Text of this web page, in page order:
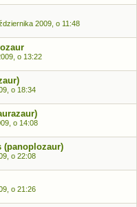
2009, o 11:48
o 13:22
o 18:34
o 14:08
(panoplozaur)
o 22:08
o 21:26